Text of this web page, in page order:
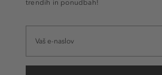
trendih in ponudbah!